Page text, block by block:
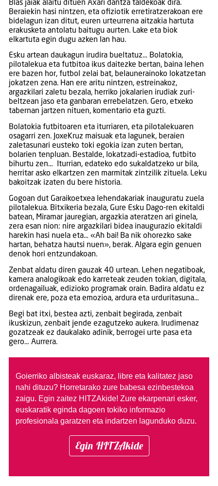
Blas jaiak alaitu dituen Axari dantza taldekoak dira.
Beraiekin hasi nintzen, eta ofiziotik erretiratzerakoan ere
bidelagun izan ditut, euren urteurrena aitzakia hartuta
erakusketa antolatu baitugu aurten. Lake eta biok
elkartuta egin dugu azken lan hau.
Esku artean daukagun irudira bueltatuz… Bolatokia,
pilotalekua eta futbitoa ikus daitezke bertan, baina lehen
ere bazen hor, futbol zelai bat, belaunerainoko lokatzetan
jokatzen zena. Han ere aritu nintzen, estreinakoz,
argazkilari zaletu bezala, herriko jokalarien irudiak zuri-
beltzean jaso eta ganbaran errebelatzen. Gero, etxeko
tabernan jartzen nituen, komentario eta guzti.
Bolatokia futbitoaren eta iturriaren, eta pilotalekuaren
osagarri zen. JoxeKruz maisuak eta lagunek, beraien
zaletasunari eusteko toki egokia izan zuten bertan,
bolarien tenpluan. Bestalde, lokatzadi-estadioa, futbito
bihurtu zen… Iturrian, edateko edo sukaldatzeko ur bila,
herritar asko elkartzen zen marmitak zintzilik zituela. Leku
bakoitzak izaten du bere historia.
Gogoan dut Garaikoetxea lehendakariak inauguratu zuela
pilotalekua. Bitxikeria bezala, Gure Esku Dago-ren ekitaldi
batean, Miramar jauregian, argazkia ateratzen ari ginela,
zera esan nion: nire argazkilari bidea inaugurazio ekitaldi
harekin hasi nuela eta… «Ah bai! Ba nik ohorezko sake
hartan, behatza hautsi nuen», berak. Algara egin genuen
denok hori entzundakoan.
Zenbat aldatu diren gauzak 40 urtean. Lehen negatiboak,
kamera analogikoak edo karreteak zeuden tokian, digitala,
ordenagailuak, edizioko programak orain. Badira aldatu ez
direnak ere, poza eta emozioa, ardura eta urduritasuna…
Begi bat itxi, bestea azti, zenbait begirada, zenbait
ikuskizun, zenbait jende ezagutzeko aukera. Irudimenaz
gozatzeak ez daukalako adinik, berrogei urte pasa eta
gero… Aurrera.
Goierriko albisteak euskaraz, libre eta kalitatez jaso
nahi dituzu? Horretarako zure babesa ezinbestekoa
zaigu. Egin zaitez HITZAkide! Zure ekarpenari esker,
euskaratik eginda dagoen tokiko informazio
profesionala garatzen eta indartzen lagunduko duzu.
Egin HITZAkide